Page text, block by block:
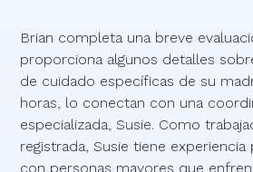
Brian completa una breve
proporciona algunos detalles
de cuidado específicas de su
horas, lo conectan con una
especializada, Susie. Como
registrada, Susie tiene experiencia
con personas mayores que